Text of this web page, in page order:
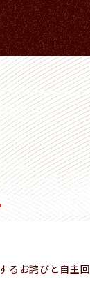
るお詫びと自主